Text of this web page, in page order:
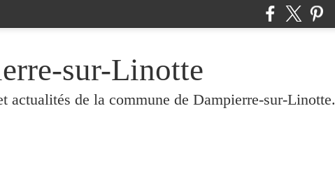
sur-Linotte
actualités de la commune de Dampierre-sur-Linotte.